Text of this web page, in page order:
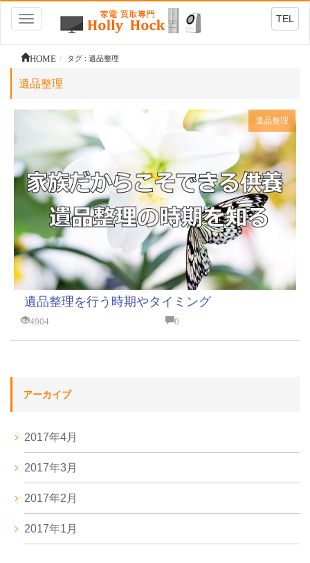
Toggle
navigation
TEL
HOME タグ : 遺品整理
遺品整理
遺品整理
遺品整理を行う時期やタイミング
4904 0
アーカイブ
2017年4月
2017年3月
2017年2月
2017年1月